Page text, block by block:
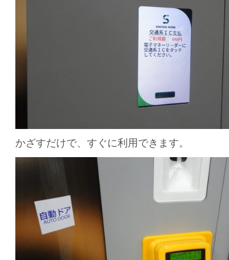
かざすだけで、すぐに利用できます。